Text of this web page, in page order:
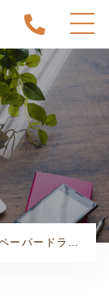
千葉県浦安市でペーパードライバー講習をお探しならココ！